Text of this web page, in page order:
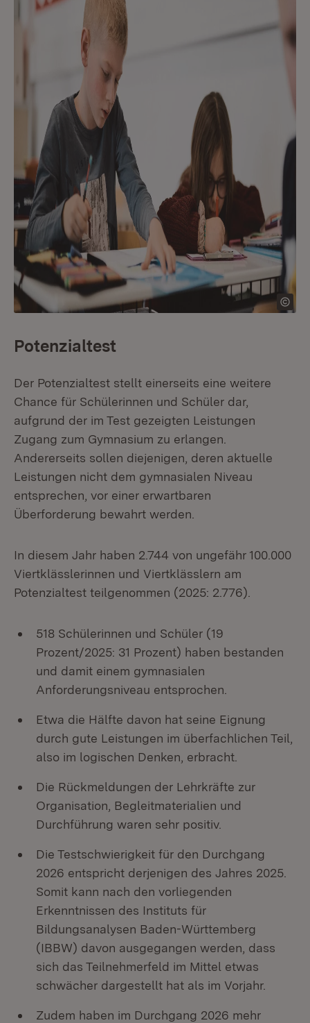
Potenzialtest
Der Potenzialtest stellt einerseits eine weitere
Chance für Schülerinnen und Schüler dar,
aufgrund der im Test gezeigten Leistungen
Zugang zum Gymnasium zu erlangen.
Andererseits sollen diejenigen, deren aktuelle
Leistungen nicht dem gymnasialen Niveau
entsprechen, vor einer erwartbaren
Überforderung bewahrt werden.
In diesem Jahr haben 2.744 von ungefähr 100.000
Viertklässlerinnen und Viertklässlern am
Potenzialtest teilgenommen (2025: 2.776).
518 Schülerinnen und Schüler (19
Prozent/2025: 31 Prozent) haben bestanden
und damit einem gymnasialen
Anforderungsniveau entsprochen.
Etwa die Hälfte davon hat seine Eignung
durch gute Leistungen im überfachlichen Teil,
also im logischen Denken, erbracht.
Die Rückmeldungen der Lehrkräfte zur
Organisation, Begleitmaterialien und
Durchführung waren sehr positiv.
Die Testschwierigkeit für den Durchgang
2026 entspricht derjenigen des Jahres 2025.
Somit kann nach den vorliegenden
Erkenntnissen des Instituts für
Bildungsanalysen Baden-Württemberg
(IBBW) davon ausgegangen werden, dass
sich das Teilnehmerfeld im Mittel etwas
schwächer dargestellt hat als im Vorjahr.
Zudem haben im Durchgang 2026 mehr